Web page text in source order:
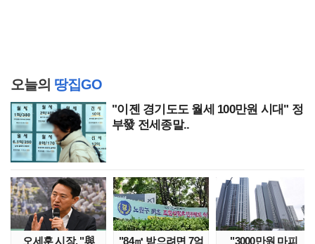
오늘의 땅집GO
"이젠 경기도도 월세 100만원 시대" 정
부發 전세종말..
오세훈 시장, "與 "84㎡ 받으려면 7억 "3000만원 마피